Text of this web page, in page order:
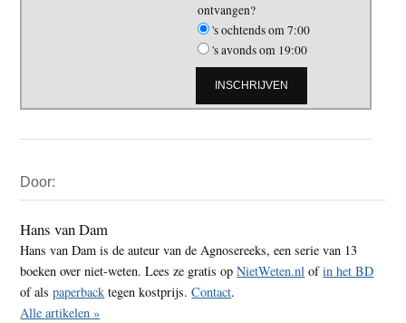
ontvangen?
's ochtends om 7:00
's avonds om 19:00
Sidebar
Door:
Hans van Dam
Hans van Dam is de auteur van de Agnosereeks, een serie van 13
boeken over niet-weten. Lees ze gratis opNietWeten.nl ofin het BD
of alspaperback tegen kostprijs.Contact.
Alle artikelen »